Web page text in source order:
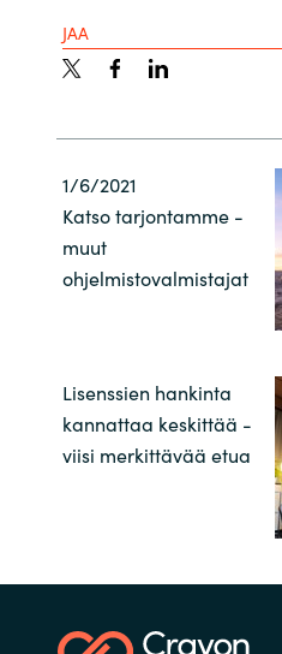
JAA
1/6/2021
Katso tarjontamme -
muut
ohjelmistovalmistajat
Lisenssien hankinta
kannattaa keskittää -
viisi merkittävää etua